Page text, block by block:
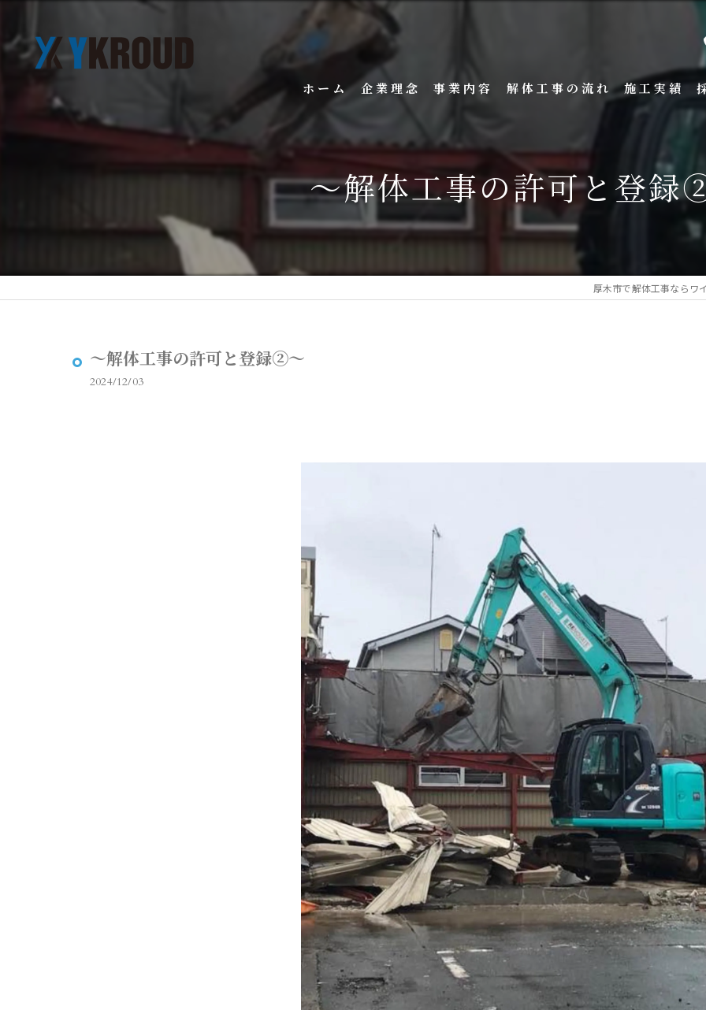
ホーム 企業理念 事業内容 解体工事の流れ 施工実績
～解体工事の許可と登録
厚木市で解体工事ならワ
～解体工事の許可と登録②～
2024/12/03